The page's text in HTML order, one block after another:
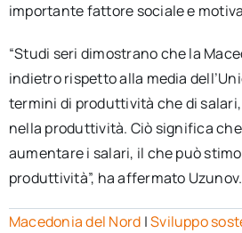
importante fattore sociale e
“Studi seri dimostrano che la
indietro rispetto alla media
termini di produttività che di
nella produttività. Ciò significa che
aumentare i salari, il che può
produttività”, ha affermato Uzunov.
Macedonia del Nord |Sviluppo